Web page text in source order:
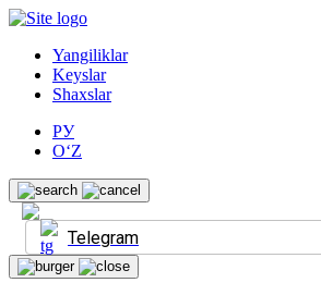
Yangiliklar
Keyslar
Shaxslar
РУ
O‘Z
Telegram